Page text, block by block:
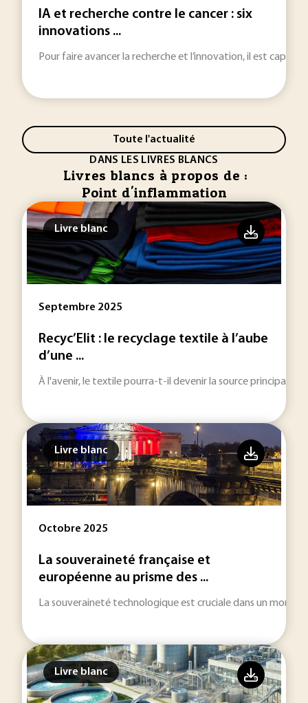
IA et recherche contre le cancer : six
innovations ...
Pour faire avancer la recherche et l’innovation, il est
Toute l'actualité
DANS LES LIVRES BLANCS
Livres blancs à propos de :
Point d'inflammation
Livre blanc
Septembre 2025
Recyc’Elit : le recyclage textile à l’aube
d’une ...
À l'avenir, le textile pourra-t-il devenir la source principale
Livre blanc
Octobre 2025
La souveraineté française et
européenne au prisme des ...
La souveraineté technologique est cruciale dans un monde
Livre blanc